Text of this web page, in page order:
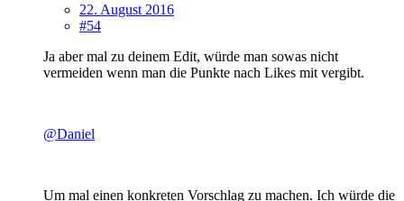
22. August 2016
#54
Ja aber mal zu deinem Edit, würde man sowas nicht
vermeiden wenn man die Punkte nach Likes mit vergibt.
@Daniel
Um mal einen konkreten Vorschlag zu machen. Ich würde die